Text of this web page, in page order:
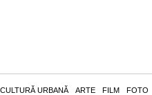
CULTURĂ URBANĂ ARTE FILM FOTO